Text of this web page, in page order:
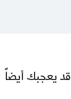
قد يعجبك أيضاً